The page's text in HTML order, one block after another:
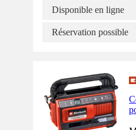
Disponible en ligne
Réservation possible